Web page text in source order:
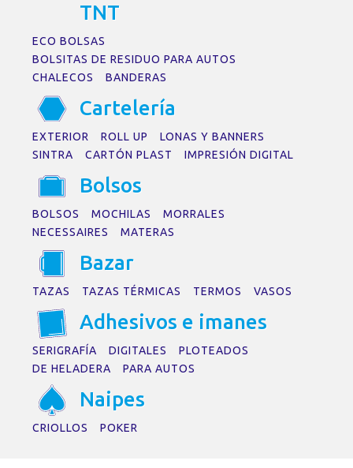
TNT
ECO BOLSAS
BOLSITAS DE RESIDUO PARA AUTOS
CHALECOS
BANDERAS
Cartelería
EXTERIOR ROLL UP
LONAS Y BANNERS
SINTRA
CARTÓN PLAST IMPRESIÓN DIGITAL
Bolsos
BOLSOS MOCHILAS
MORRALES
NECESSAIRES
MATERAS
Bazar
TAZAS TAZAS TÉRMICAS TERMOS VASOS
Adhesivos e imanes
SERIGRAFÍA DIGITALES
PLOTEADOS
DE HELADERA
PARA AUTOS
Naipes
CRIOLLOS POKER